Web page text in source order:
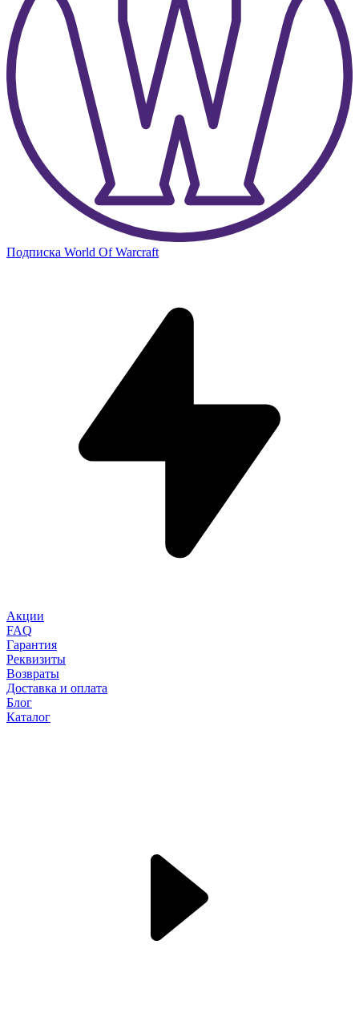
Подписка World Of Warcraft
Акции
FAQ
Гарантия
Реквизиты
Возвраты
Доставка и оплата
Блог
Каталог